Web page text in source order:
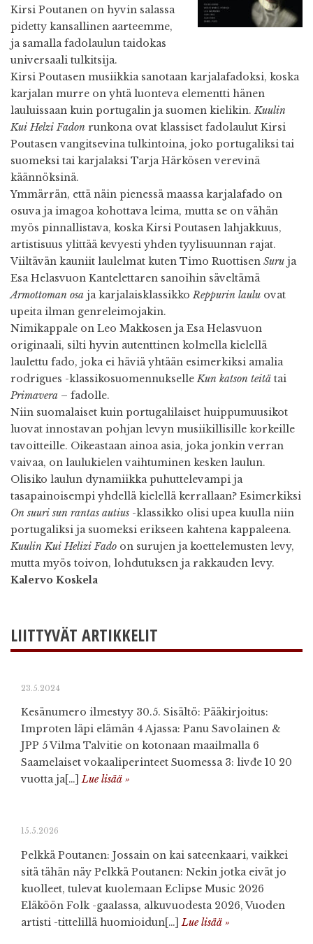
Kirsi Poutanen on hyvin salassa
pidetty kansallinen aarteemme,
ja samalla fadolaulun taidokas
universaali tulkitsija.
Kirsi Poutasen musiikkia sanotaan karjalafadoksi, koska
karjalan murre on yhtä luonteva elementti hänen
lauluissaan kuin portugalin ja suomen kielikin.Kuulin
Kui Helzi Fadon runkona ovat klassiset fadolaulut Kirsi
Poutasen vangitsevina tulkintoina, joko portugaliksi tai
suomeksi tai karjalaksi Tarja Härkösen verevinä
käännöksinä.
Ymmärrän, että näin pienessä maassa karjalafado on
osuva ja imagoa kohottava leima, mutta se on vähän
myös pinnallistava, koska Kirsi Poutasen lahjakkuus,
artistisuus ylittää kevyesti yhden tyylisuunnan rajat.
Viiltävän kauniit laulelmat kuten Timo Ruottisen Suru ja
Esa Helasvuon Kantelettaren sanoihin säveltämä
Armottoman osa ja karjalaisklassikko Reppurin laulu ovat
upeita ilman genreleimojakin.
Nimikappale on Leo Makkosen ja Esa Helasvuon
originaali, silti hyvin autenttinen kolmella kielellä
laulettu fado, joka ei häviä yhtään esimerkiksi amalia
rodrigues -klassikosuomennukselleKun katson teitä tai
Primavera – fadolle.
Niin suomalaiset kuin portugalilaiset huippumuusikot
luovat innostavan pohjan levyn musiikillisille korkeille
tavoitteille. Oikeastaan ainoa asia, joka jonkin verran
vaivaa, on laulukielen vaihtuminen kesken laulun.
Olisiko laulun dynamiikka puhuttelevampi ja
tasapainoisempi yhdellä kielellä kerrallaan? Esimerkiksi
On suuri sun rantas autius -klassikko olisi upea kuulla niin
portugaliksi ja suomeksi erikseen kahtena kappaleena.
Kuulin Kui Helizi Fado on surujen ja koettelemusten levy,
mutta myös toivon, lohdutuksen ja rakkauden levy.
Kalervo Koskela
LIITTYVÄT ARTIKKELIT
23.5.2024
Kesänumero ilmestyy 30.5. Sisältö: Pääkirjoitus:
Improten läpi elämän 4 Ajassa: Panu Savolainen &
JPP 5 Vilma Talvitie on kotonaan maailmalla 6
Saamelaiset vokaaliperinteet Suomessa 3: livđe 10 20
vuotta ja[…] Lue lisää »
15.5.2026
Pelkkä Poutanen: Jossain on kai sateenkaari, vaikkei
sitä tähän näy Pelkkä Poutanen: Nekin jotka eivät jo
kuolleet, tulevat kuolemaan Eclipse Music 2026
Eläköön Folk -gaalassa, alkuvuodesta 2026, Vuoden
artisti -tittelillä huomioidun[…] Lue lisää »